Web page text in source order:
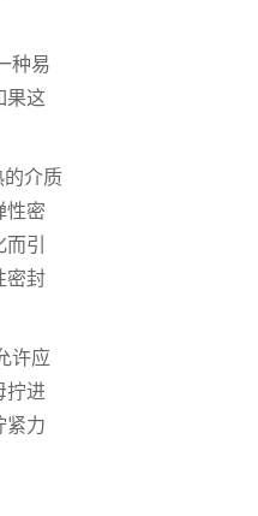
种易
果这
的介质
性密
引
密封
许应
拧进
紧力